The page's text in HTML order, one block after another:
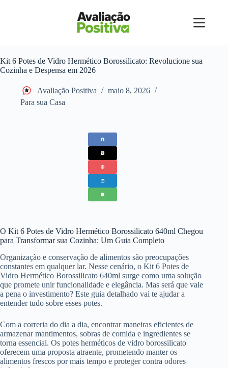
Kit 6 Potes de Vidro Hermético Borossilicato: Revolucione sua
Cozinha e Despensa em 2026
Avaliação Positiva
maio 8, 2026
Para sua Casa
O Kit 6 Potes de Vidro Hermético Borossilicato 640ml Chegou
para Transformar sua Cozinha: Um Guia Completo
Organização e conservação de alimentos são preocupações
constantes em qualquer lar. Nesse cenário, o Kit 6 Potes de
Vidro Hermético Borossilicato 640ml surge como uma solução
que promete unir funcionalidade e elegância. Mas será que vale
a pena o investimento? Este guia detalhado vai te ajudar a
entender tudo sobre esses potes.
Com a correria do dia a dia, encontrar maneiras eficientes de
armazenar mantimentos, sobras de comida e ingredientes se
torna essencial. Os potes herméticos de vidro borossilicato
oferecem uma proposta atraente, prometendo manter os
alimentos frescos por mais tempo e proteger contra odores